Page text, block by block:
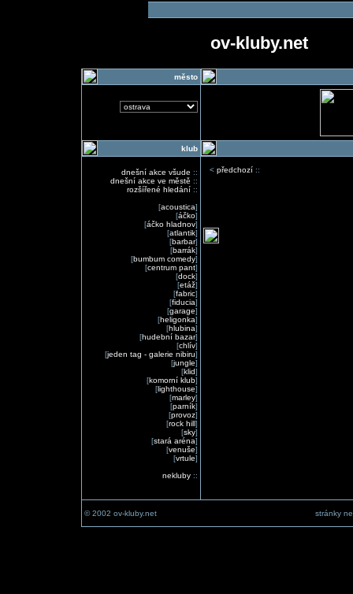
ov-kluby.net
město
klub
dnešní akce všude ::
dnešní akce ve městě ::
rozšířené hledání::
[acoustica]
[áčko]
[áčko hladnov]
[atlantik]
[barbar]
[barrák]
[bumbum comedy]
[centrum pant]
[dock]
[etáž]
[fabric]
[fiducia]
[garage]
[heligonka]
[hlubina]
[hudební bazar]
[chlív]
[jeden tag - galerie nibiru]
[jungle]
[klid]
[komorní klub]
[lighthouse]
[marley]
[parník]
[provoz]
[rock hill]
[sky]
[stará aréna]
[venuše]
[vrtule]
nekluby::
< předchozí::
© 2002 ov-kluby.net stránky